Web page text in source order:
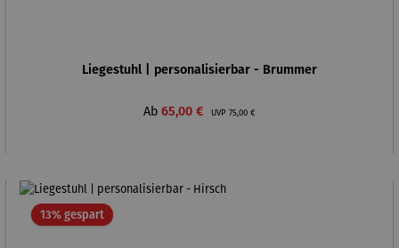
Liegestuhl | personalisierbar - Brummer
Verkaufspreis:
Ab 65,00 € UVP Regulärer Preis:
75,00 €
13% gespartRabatt